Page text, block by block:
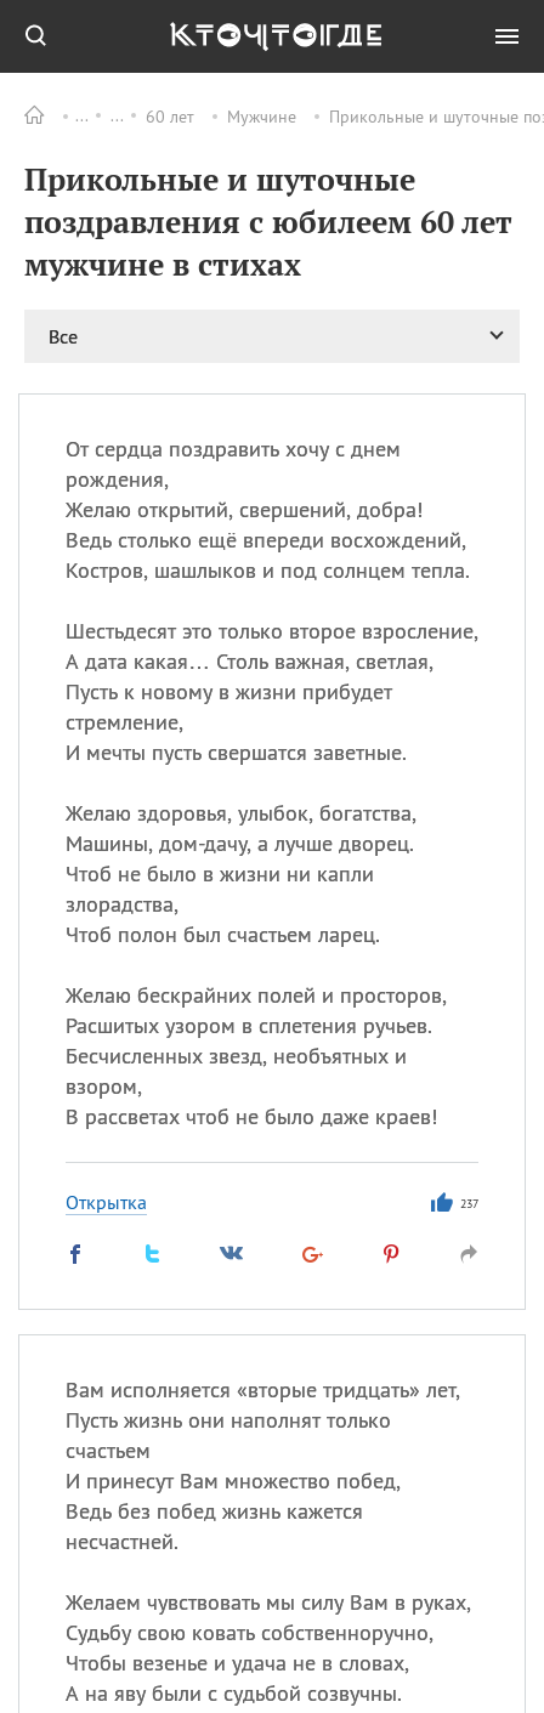
60 лет Мужчине Прикольные и шуточные
Прикольные и шуточные
поздравления с юбилеем 60 лет
мужчине в стихах
Все
От сердца поздравить хочу с днем
рождения,
Желаю открытий, свершений, добра!
Ведь столько ещё впереди восхождений,
Костров, шашлыков и под солнцем тепла.
Шестьдесят это только второе взросление,
А дата какая… Столь важная, светлая,
Пусть к новому в жизни прибудет
стремление,
И мечты пусть свершатся заветные.
Желаю здоровья, улыбок, богатства,
Машины, дом-дачу, а лучше дворец.
Чтоб не было в жизни ни капли
злорадства,
Чтоб полон был счастьем ларец.
Желаю бескрайних полей и просторов,
Расшитых узором в сплетения ручьев.
Бесчисленных звезд, необъятных и
взором,
В рассветах чтоб не было даже краев!
Открытка 237
Вам исполняется «вторые тридцать» лет,
Пусть жизнь они наполнят только
счастьем
И принесут Вам множество побед,
Ведь без побед жизнь кажется
несчастней.
Желаем чувствовать мы силу Вам в руках,
Судьбу свою ковать собственноручно,
Чтобы везенье и удача не в словах,
А на яву были с судьбой созвучны.
ПРАЗДНИКИ Все
09.08 День памяти жертв
бомбардировки
09.08 День Дымняшки
(Smokey Bear Day)
ИМЕНА
Все
Сергей, Теодор,Федор